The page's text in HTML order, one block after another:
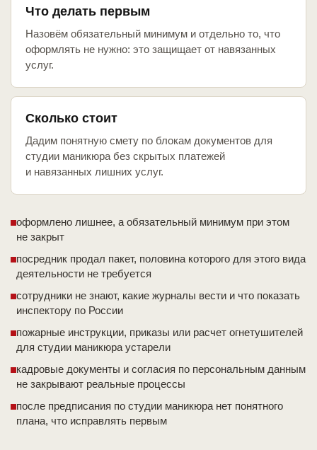
Что делать первым
Назовём обязательный минимум и отдельно то, что
оформлять не нужно: это защищает от навязанных
услуг.
Сколько стоит
Дадим понятную смету по блокам документов для
студии маникюра без скрытых платежей
и навязанных лишних услуг.
оформлено лишнее, а обязательный минимум при этом
не закрыт
посредник продал пакет, половина которого для этого вида
деятельности не требуется
сотрудники не знают, какие журналы вести и что показать
инспектору по России
пожарные инструкции, приказы или расчет огнетушителей
для студии маникюра устарели
кадровые документы и согласия по персональным данным
не закрывают реальные процессы
после предписания по студии маникюра нет понятного
плана, что исправлять первым